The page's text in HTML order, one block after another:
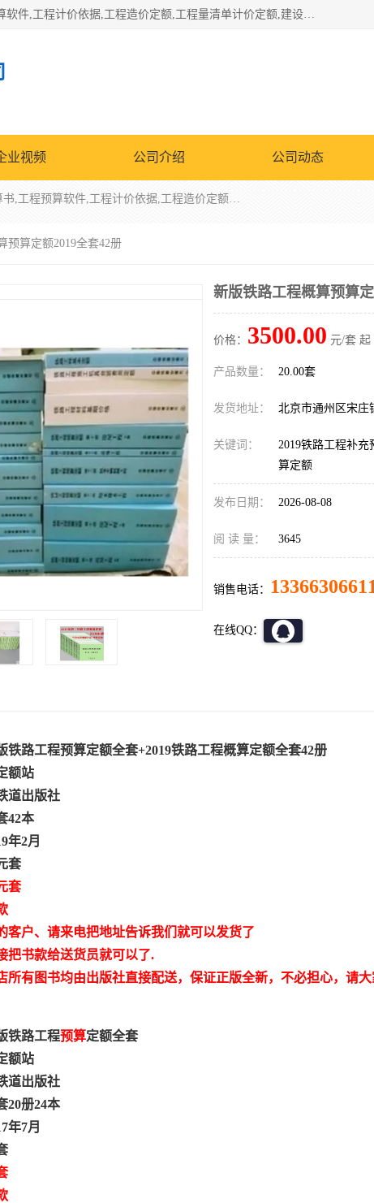
北京北腾文化发展有限公司：主营31个省建设工程预算书,工程预算软件,工程计价依据,工程造价定额,工程量清单计价定额,建设工程量消耗量定额,各行业工程预算定额,铁路定额,电力定额,矿山定额,*,黄金定额,钢铁企业检修定额,中石化安装检修定额,煤矿图书,医院书籍等.诚信的经营，在发展的同时公司不忘不断总结不断优化为客户的服务，和一如既往的热情赢得了新老客户的极高评价及青睐。
业视频 公司介绍 公司动态
北京北腾文化发展有限公司：主营31个省建设工程预算书,工程预算软件,工程计价依据,工程造价定额,工程量清单计价定额,建设工程量消耗量定额,各行业工程预算定额,铁路定额,电力定额,矿山定额,*,黄金定额,钢铁企业检修定额,中石化安装检修定额,煤矿图书,医院书籍等.诚信的经营，在发展的同时公司不忘不断总结不断优化为客户的服务，和一如既往的热情赢得了新老客户的极高评价及青睐。
预算定额2019全套42册
新版铁路工程概算预算
价格： 3500.00 元/套 起
产品数量： 20.00套
发货地址： 北京市通州区宋庄
关键词：
2019铁路工程补充
算定额
发布日期： 2026-08-08
阅 读 量： 3645
销售电话：
在线QQ：
铁路工程预算定额全套+2019铁路工程概算定额全套42册
额站
道出版社
42本
年2月
套
套
客户、请来电把地址告诉我们就可以发货了
把书款给送货员就可以了.
所有图书均由出版社直接配送，保证正版全新，不必担心，请
铁路工程预算定额全套
额站
道出版社
20册24本
年7月